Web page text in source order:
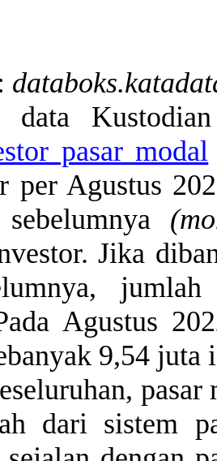
:
data Kustodian
pasar modal
per Agustus
sebelumnya
Jika
, jumlah
Agustus
9,54 juta
, pasar
dari sistem